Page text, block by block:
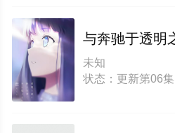
未知
状态：更新第06集